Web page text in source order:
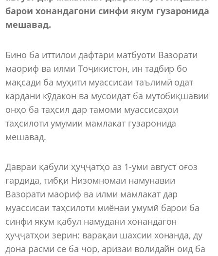
барои хонандагони синфи якум гузаронида
мешавад.
Бино ба иттилои дафтари матбуоти Вазорати
маориф ва илми Тоҷикистон, ин тадбир бо
мақсади ба муҳити муассисаи таълимӣ одат
кардани кӯдакон ва мусоидат ба мутобиқшавии
онҳо ба таҳсил дар тамоми муассисаҳои
таҳсилоти умумии мамлакат гузаронида
мешавад.
Давраи қабули ҳуҷҷатҳо аз 1-уми август оғоз
гардида, тибқи Низомномаи намунавии
Вазорати маориф ва илми мамлакат дар
муассисаи таҳсилоти миёнаи умумӣ барои ба
синфи якум қабул намудани хонандагон
ҳуҷҷатҳои зерин: варақаи шахсии хонанда, ду
дона расми се ба чор, аризаи волидайн оид ба